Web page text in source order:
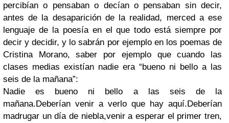
percibían o pensaban o decían o pensaban sin decir,
antes de la desaparición de la realidad, merced a ese
lenguaje de la poesía en el que todo está siempre por
decir y decidir, y lo sabrán por ejemplo en los poemas de
Cristina Morano, saber por ejemplo que cuando las
clases medias existían nadie era “bueno ni bello a las
seis de la mañana”:
Nadie es bueno ni bello a las seis de la
mañana.Deberían venir a verlo que hay aquí.Deberían
madrugar un día de niebla,venir a esperar el primer tren,